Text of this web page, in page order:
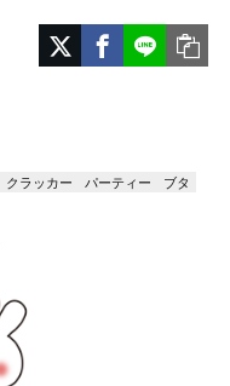
クラッカー パーティー
ブタ